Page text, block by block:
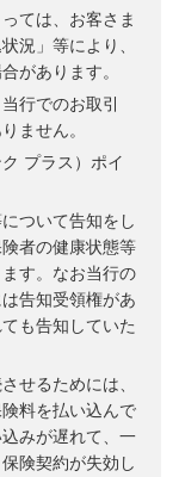
ては、お客さま
況」等により、
があります。
行でのお取引
ません。
プラス）ポイ
ついて告知をし
者の健康状態等
す。なお当行の
告知受領権があ
も告知していた
せるためには、
料を払い込んで
みが遅れて、一
険契約が失効し